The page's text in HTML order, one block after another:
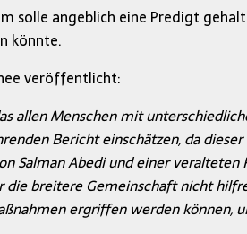
solle angeblich eine Predigt
könnte.
veröffentlicht:
allen Menschen mit
Bericht einschätzen, da
Abedi und einer
breitere Gemeinschaft nicht
ergriffen werden können,